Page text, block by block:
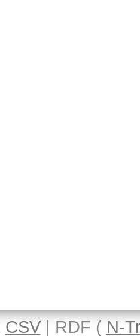
CSV| RDF ( N-